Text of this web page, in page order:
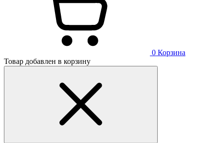
0 Корзина
Товар добавлен в корзину